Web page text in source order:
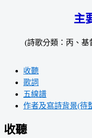
主
(詩歌分類：丙、基
收聽
歌詞
五線譜
作者及寫詩背景(待
收聽